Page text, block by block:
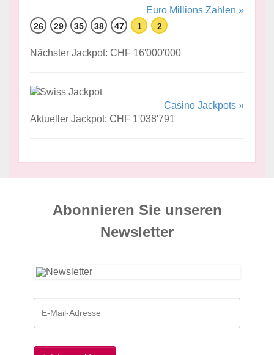
Euro Millions Zahlen »
26 29 35 38 47 1 2
Nächster Jackpot: CHF 16'000'000
Casino Jackpots »
Aktueller Jackpot: CHF 1'038'791
Abonnieren Sie unseren
News­letter